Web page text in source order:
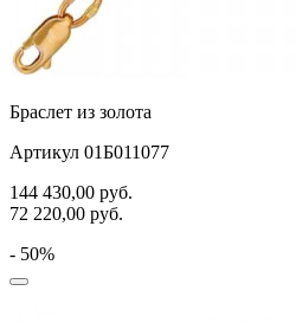
Браслет из золота
Артикул 01Б011077
144 430,00 руб.
72 220,00 руб.
- 50%